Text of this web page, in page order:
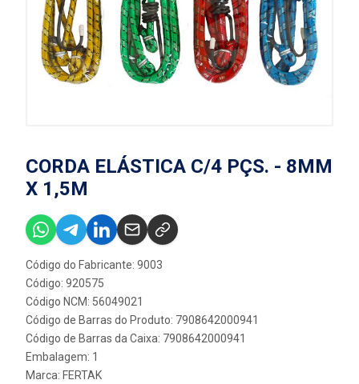
CORDA ELÁSTICA C/4 PÇS. - 8MM
X 1,5M
Código do Fabricante: 9003
Código: 920575
Código NCM: 56049021
Código de Barras do Produto: 7908642000941
Código de Barras da Caixa: 7908642000941
Embalagem: 1
Marca: FERTAK